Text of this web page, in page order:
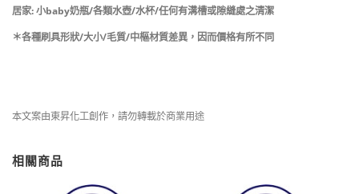
4
居家: 小baby奶瓶/各類水壺/水杯/任何有溝槽或隙縫處之清潔
＊各種刷具形狀/大小/毛質/中樞材質差異，因而價格有所不同
本文案由東昇化工創作，請勿轉載於商業用途
相關商品